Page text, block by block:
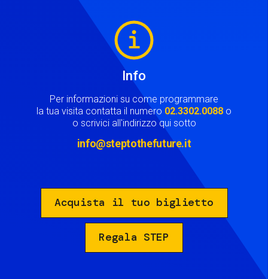
Info
Per informazioni su come programmare
la tua visita contatta il numero 02.3302.0088 o
o scrivici all'indirizzo qui sotto
info@steptothefuture.it
Acquista il tuo biglietto
Regala STEP